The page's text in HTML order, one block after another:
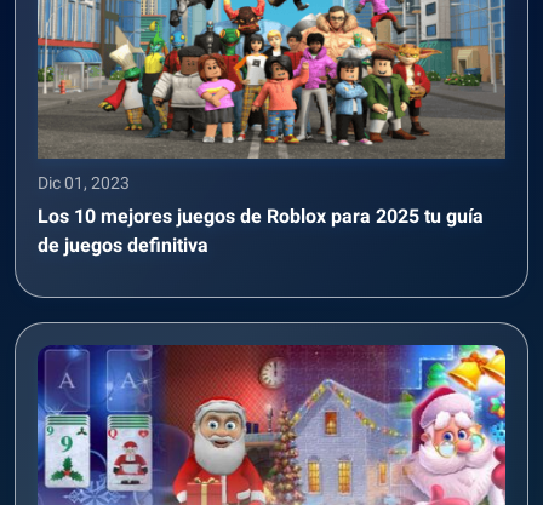
Dic 01, 2023
Los 10 mejores juegos de Roblox para 2025 tu guía
de juegos definitiva